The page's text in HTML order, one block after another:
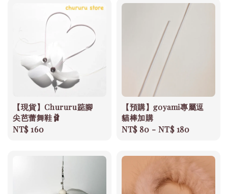
【現貨】Chururu踮腳
尖芭蕾舞鞋🩰
Regular
NT$ 160
【預購】g0yami專屬逗
貓棒加購
Regular
NT$ 80 -NT$ 180